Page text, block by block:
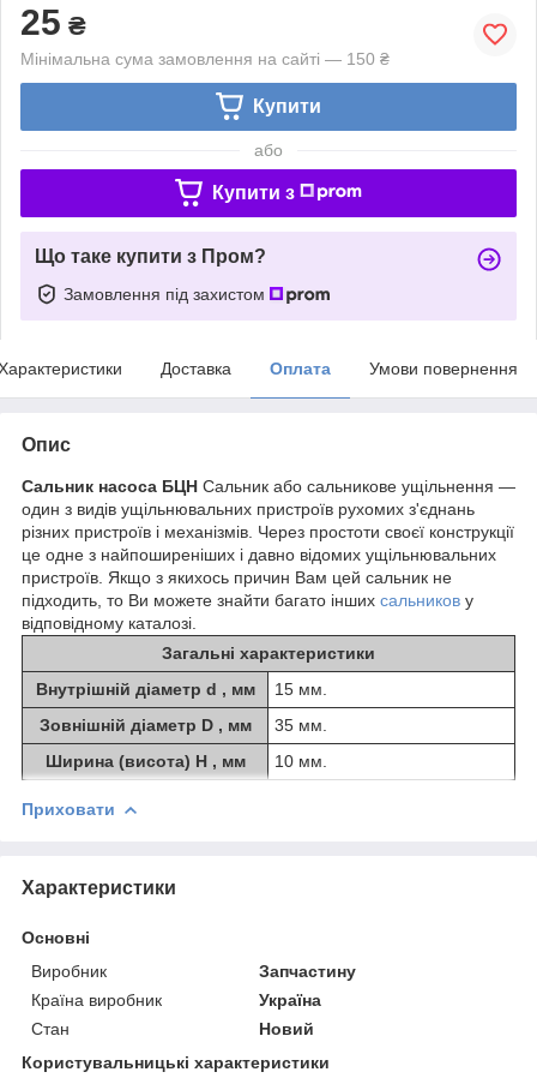
25 ₴
Мінімальна сума замовлення на сайті — 150 ₴
Купити
або
Купити з
Що таке купити з Пром?
Замовлення під захистом
Доставка Оплата Умови повернення
Опис
Сальник насоса БЦН Сальник або сальникове ущільнення —
один з видів ущільнювальних пристроїв рухомих з'єднань
різних пристроїв і механізмів. Через простоти своєї конструкції
це одне з найпоширеніших і давно відомих ущільнювальних
пристроїв. Якщо з якихось причин Вам цей сальник не
підходить, то Ви можете знайти багато інших сальников у
відповідному каталозі.
Загальні характеристики
Внутрішній діаметр d , мм
15 мм.
Зовнішній діаметр D , мм
35 мм.
Ширина (висота) H , мм
10 мм.
Приховати
Характеристики
Основні
Виробник
Запчастину
Країна виробник
Україна
Стан
Новий
Користувальницькі характеристики